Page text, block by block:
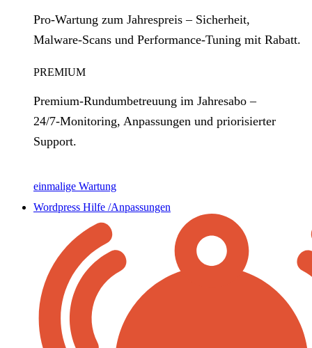
Pro‑Wartung zum Jahrespreis – Sicherheit,
Malware‑Scans und Performance‑Tuning mit Rabatt.
PREMIUM
Premium‑Rundumbetreuung im Jahresabo –
24/7‑Monitoring, Anpassungen und priorisierter
Support.
einmalige Wartung
Wordpress Hilfe /Anpassungen